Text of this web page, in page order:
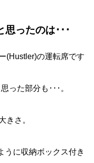
思ったのは･･･
(Hustler)の運転席です
った部分も･･･。
きさ。
うに収納ボックス付き